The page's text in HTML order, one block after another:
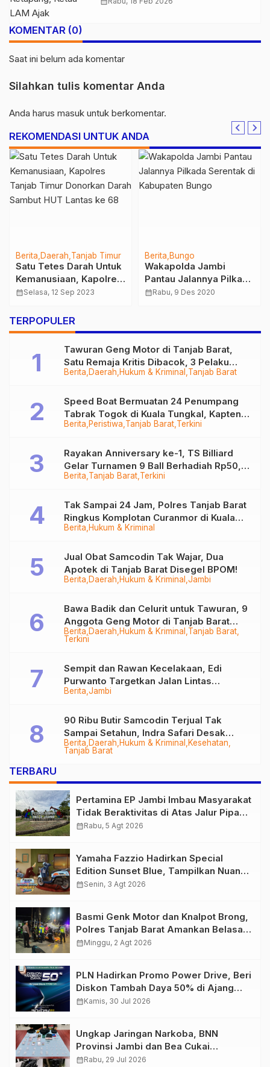
KOMENTAR (0)
Saat ini belum ada komentar
Silahkan tulis komentar Anda
Anda harus masuk untuk berkomentar.
REKOMENDASI UNTUK ANDA
Berita Daerah Tanjab Timur
Satu Tetes Darah Untuk
Kemanusiaan, Kapolres
Tanjab Timur Donorkan
Lantas ke 68
calendar_monthSelasa, 12 Sep 2023
Berita Bungo
Wakapolda Jambi
Pantau Jalannya Pilkada
Serentak di Kabupaten
calendar_monthRabu, 9 Des 2020
TERPOPULER
Berita Daerah Hukum & Kriminal Tanjab Barat
Tawuran Geng Motor di Tanjab Barat,
Satu Remaja Kritis Dibacok, 3 Pelaku
Ditangkap
Berita Peristiwa Tanjab Barat Terkini
Speed Boat Bermuatan 24 Penumpang
Tabrak Togok di Kuala Tungkal, Kapten
Sempat Hilang
Berita Tanjab Barat Terkini
Rayakan Anniversary ke-1, TS Billiard
Gelar Turnamen 9 Ball Berhadiah Rp50,8
Juta
Berita Hukum & Kriminal
Tak Sampai 24 Jam, Polres Tanjab Barat
Ringkus Komplotan Curanmor di Kuala
Tungkal
Berita Daerah Hukum & Kriminal Jambi
Jual Obat Samcodin Tak Wajar, Dua
Apotek di Tanjab Barat Disegel BPOM!
Berita Daerah Hukum & Kriminal Tanjab Barat
Terkini
Bawa Badik dan Celurit untuk Tawuran, 9
Anggota Geng Motor di Tanjab Barat
Diringkus
Berita Jambi
Sempit dan Rawan Kecelakaan, Edi
Purwanto Targetkan Jalan Lintas
Tungkal-Jambi Mulus di 2028
Berita Daerah Hukum & Kriminal
Kesehatan
Tanjab Barat
90 Ribu Butir Samcodin Terjual Tak
Sampai Setahun, Indra Safari Desak
Audit Menyeluruh
TERBARU
Pertamina EP Jambi Imbau Masyarakat
Tidak Beraktivitas di Atas Jalur Pipa
Migas Demi Keselamatan Bersama
calendar_monthRabu, 5 Agt 2026
Yamaha Fazzio Hadirkan Special
Edition Sunset Blue, Tampilkan Nuansa
Retro Summer yang Semakin Skena
calendar_monthSenin, 3 Agt 2026
Basmi Genk Motor dan Knalpot Brong,
Polres Tanjab Barat Amankan Belasan
Kendaraan
calendar_monthMinggu, 2 Agt 2026
PLN Hadirkan Promo Power Drive, Beri
Diskon Tambah Daya 50% di Ajang
GIIAS 2026
calendar_monthKamis, 30 Jul 2026
Ungkap Jaringan Narkoba, BNN
Provinsi Jambi dan Bea Cukai
Amankan Sembilan Pelaku beserta
calendar_monthRabu, 29 Jul 2026